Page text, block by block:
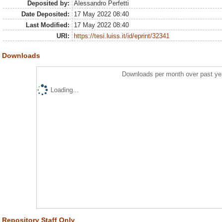
Deposited by:
Alessandro Perfetti
Date Deposited:
17 May 2022 08:40
Last Modified:
17 May 2022 08:40
URI:
https://tesi.luiss.it/id/eprint/32341
Downloads
Downloads per month over past
Loading...
Repository Staff Only